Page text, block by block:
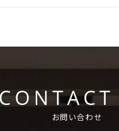
お問い合わせ